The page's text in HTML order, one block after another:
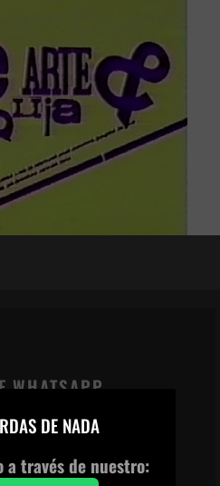
WHATSAPP
DE NADA
a través de nuestro: